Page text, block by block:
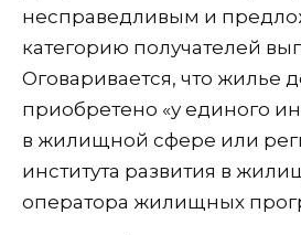
несправедливым и
категорию получателей
Оговаривается, что жилье
приобретено «у единого
в жилищной сфере или
института развития в
оператора жилищных